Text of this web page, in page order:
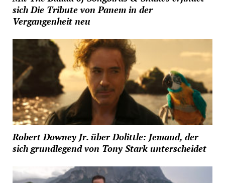
sich Die Tribute von Panem in der
Vergangenheit neu
Robert Downey Jr. über Dolittle: Jemand, der
sich grundlegend von Tony Stark unterscheidet